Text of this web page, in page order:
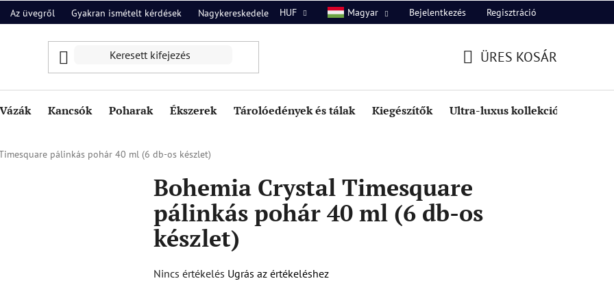
Az üvegről Gyakran ismételt kérdések Nagykereskedelem Rólunk Kapcsolat
HUF Magyar Bejelentkezés Regisztráció
ÜRES KOSÁR
Vázák Kancsók Poharak Ékszerek Tárolóedények és tálak Kiegészítők Ultra-luxus kollekció
pálinkás pohár 40 ml (6 db-os készlet)
Bohemia Crystal Timesquare
pálinkás pohár 40 ml (6 db-os
készlet)
A
Nincs értékelés Ugrás az értékeléshez